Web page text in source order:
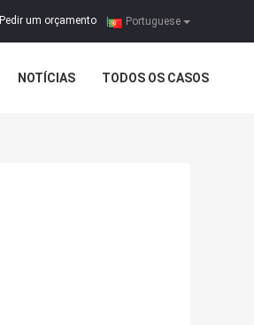
Portuguese
Pedir um orçamento |
NOTÍCIAS TODOS OS CASOS